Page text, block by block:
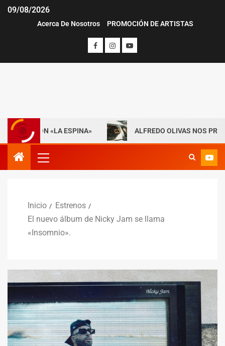
09/08/2026
Acerca De Nosotros PROMOCIÓN DE ARTISTAS
CON «LA ESPINA» ALFREDO OLIVAS NOS PRESENTA
Inicio
Estrenos
El nuevo álbum de Nicky Jam se llama
«Insomnio».